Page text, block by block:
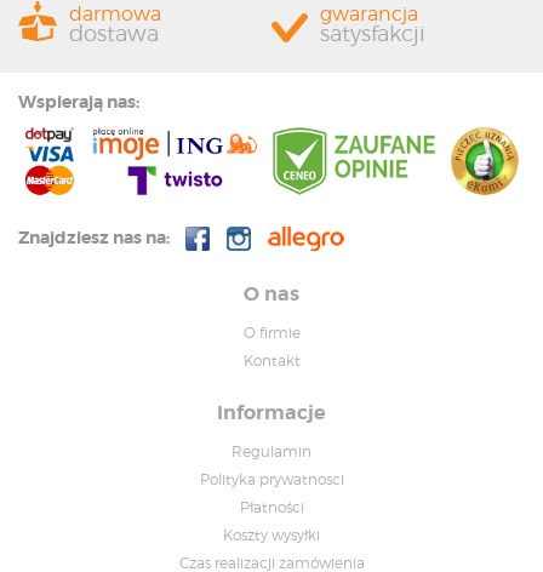
darmowa
dostawa
gwarancja
satysfakcji
Wspierają nas:
Znajdziesz nas na:
O nas
O firmie
Kontakt
Informacje
Regulamin
Polityka prywatnosci
Płatności
Koszty wysyłki
Czas realizacji zamówienia